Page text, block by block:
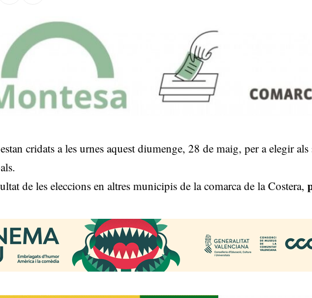
cridats a les urnes aquest diumenge, 28 de maig, per a elegir als
de les eleccions en altres municipis de la comarca de la Costera,